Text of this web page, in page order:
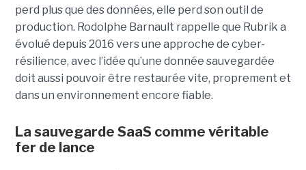
perd plus que des données, elle perd son outil de
production. Rodolphe Barnault rappelle que Rubrik a
évolué depuis 2016 vers une approche de cyber-
résilience, avec l’idée qu’une donnée sauvegardée
doit aussi pouvoir être restaurée vite, proprement et
dans un environnement encore fiable.
La sauvegarde SaaS comme véritable
fer de lance